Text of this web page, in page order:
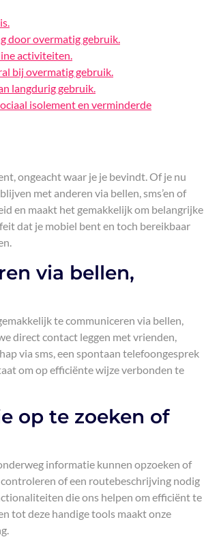
door overmatig gebruik.
activiteiten.
bij overmatig gebruik.
langdurig gebruik.
isolement en verminderde
ongeacht waar je je bevindt. Of je nu
met anderen via bellen, sms’en of
en maakt het gemakkelijk om belangrijke
dat je mobiel bent en toch bereikbaar
via bellen,
te communiceren via bellen,
direct contact leggen met vrienden,
via sms, een spontaan telefoongesprek
om op efficiënte wijze verbonden te
op te zoeken of
informatie kunnen opzoeken of
of een routebeschrijving nodig
die ons helpen om efficiënt te
tot deze handige tools maakt onze